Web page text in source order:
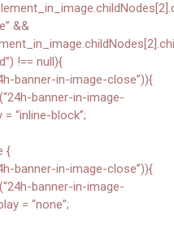
&&
!== null){
banner-in-image-close”)){
banner-in-image-
“inline-block”;
{
banner-in-image-close”)){
banner-in-image-
= “none”;